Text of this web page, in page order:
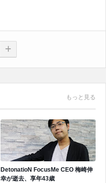
もっと見る
DetonatioN FocusMe CEO 梅崎伸
幸が逝去、享年43歳